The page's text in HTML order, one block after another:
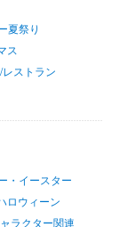
夏祭り
ス
ストラン
・イースター
ロウィーン
ラクター関連